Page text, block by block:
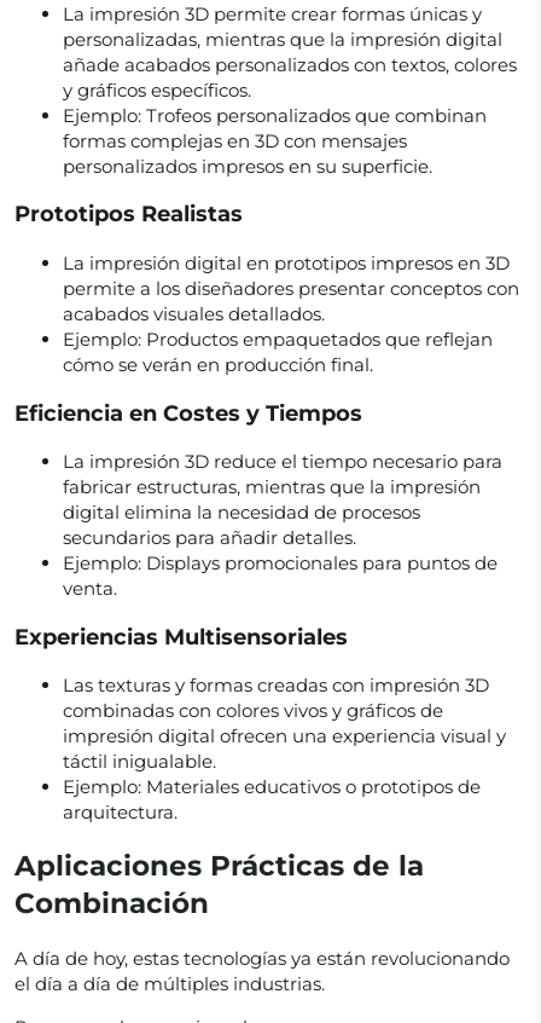
La impresión 3D permite crear formas únicas y
personalizadas, mientras que la impresión digital
añade acabados personalizados con textos, colores
y gráficos específicos.
Ejemplo: Trofeos personalizados que combinan
formas complejas en 3D con mensajes
personalizados impresos en su superficie.
Prototipos Realistas
La impresión digital en prototipos impresos en 3D
permite a los diseñadores presentar conceptos con
acabados visuales detallados.
Ejemplo: Productos empaquetados que reflejan
cómo se verán en producción final.
Eficiencia en Costes y Tiempos
La impresión 3D reduce el tiempo necesario para
fabricar estructuras, mientras que la impresión
digital elimina la necesidad de procesos
secundarios para añadir detalles.
Ejemplo: Displays promocionales para puntos de
venta.
Experiencias Multisensoriales
Las texturas y formas creadas con impresión 3D
combinadas con colores vivos y gráficos de
impresión digital ofrecen una experiencia visual y
táctil inigualable.
Ejemplo: Materiales educativos o prototipos de
arquitectura.
Aplicaciones Prácticas de la
Combinación
A día de hoy, estas tecnologías ya están revolucionando
el día a día de múltiples industrias.